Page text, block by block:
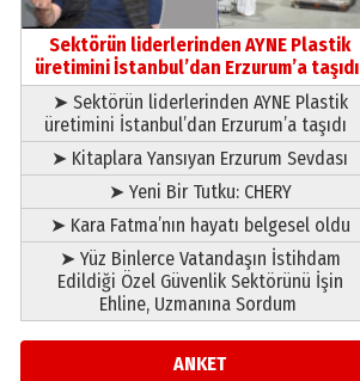
Bir fotoğraf, bir şehir, bir
gazeteci… Dizginler kimin
elinde?
31 Mart 2026 Salı
A. Berhan Yılmaz
BİR BÖLÜM DEĞİL, BİR ÖMÜR
SEÇİYORSUNUZ… “NEDEN
ATATÜRK ÜNİVERSİTESİ?”
28 Temmuz 2026 Salı
Ahmet Gökhan YAZICI
Ahmed Yesevi’den bir
Alperen… ”Reisimiz” idi…
Hakka yürüdü.!
26 Mart 2026 Perşembe
Ardında bıraktığı hatıralarıyla
Sektörün liderlerinden AYNE Plastik
üretimini İstanbul’dan Erzurum’a taşıdı
➤ Sektörün liderlerinden AYNE Plastik
üretimini İstanbul’dan Erzurum’a taşıdı
➤ Kitaplara Yansıyan Erzurum Sevdası
➤ Yeni Bir Tutku: CHERY
➤ Kara Fatma’nın hayatı belgesel oldu
➤ Yüz Binlerce Vatandaşın İstihdam
Edildiği Özel Güvenlik Sektörünü İşin
Ehline, Uzmanına Sordum
ANKET